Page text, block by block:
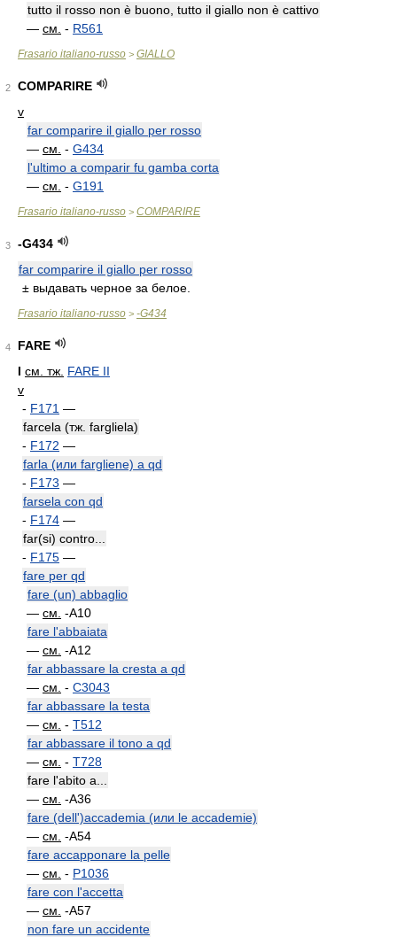
tutto il rosso non è buono, tutto il giallo non è cattivo
— см. - R561
Frasario italiano-russo > GIALLO
2
COMPARIRE
v
far comparire il giallo per rosso
— см. - G434
l'ultimo a comparir fu gamba corta
— см. - G191
Frasario italiano-russo > COMPARIRE
3
-G434
far comparire il giallo per rosso
± выдавать черное за белое.
Frasario italiano-russo > -G434
4
FARE
I см. тж. FARE II
v
- F171 —
farcela (тж. fargliela)
- F172 —
farla (или fargliene) a qd
- F173 —
farsela con qd
- F174 —
far(si) contro...
- F175 —
fare per qd
fare (un) abbaglio
— см. -A10
fare l'abbaiata
— см. -A12
far abbassare la cresta a qd
— см. - C3043
far abbassare la testa
— см. - T512
far abbassare il tono a qd
— см. - T728
fare l'abito a...
— см. -A36
fare (dell')accademia (или le accademie)
— см. -A54
fare accapponare la pelle
— см. - P1036
fare con l'accetta
— см. -A57
non fare un accidente